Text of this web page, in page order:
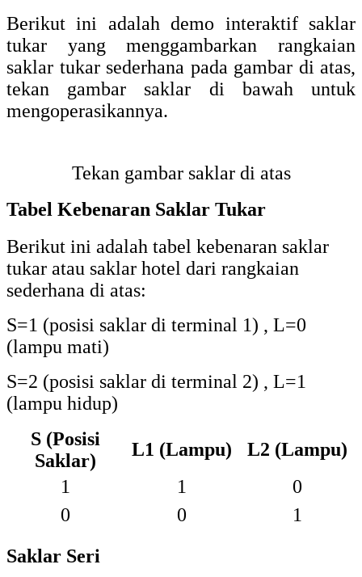
Berikut ini adalah demo interaktif saklar
tukar yang menggambarkan rangkaian
saklar tukar sederhana pada gambar di atas,
tekan gambar saklar di bawah untuk
mengoperasikannya.
Tekan gambar saklar di atas
Tabel Kebenaran Saklar Tukar
Berikut ini adalah tabel kebenaran saklar
tukar atau saklar hotel dari rangkaian
sederhana di atas:
S=1 (posisi saklar di terminal 1) , L=0
(lampu mati)
S=2 (posisi saklar di terminal 2) , L=1
(lampu hidup)
S (Posisi
Saklar)
L1 (Lampu)
L2 (Lampu)
1
1
0
0
0
1
Saklar Seri